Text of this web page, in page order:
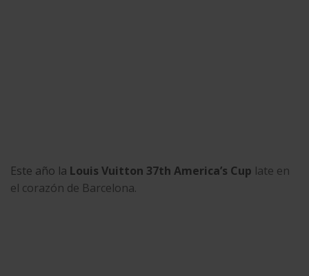
Este año la Louis Vuitton 37th America’s Cup late en
el corazón de Barcelona.